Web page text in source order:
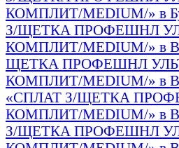
КОМПЛИТ/MEDIUM/» в
З/ЩЕТКА ПРОФЕШНЛ
КОМПЛИТ/MEDIUM/» в
ЩЕТКА ПРОФЕШНЛ
КОМПЛИТ/MEDIUM/» в
«СПЛАТ З/ЩЕТКА
КОМПЛИТ/MEDIUM/» в
З/ЩЕТКА ПРОФЕШНЛ